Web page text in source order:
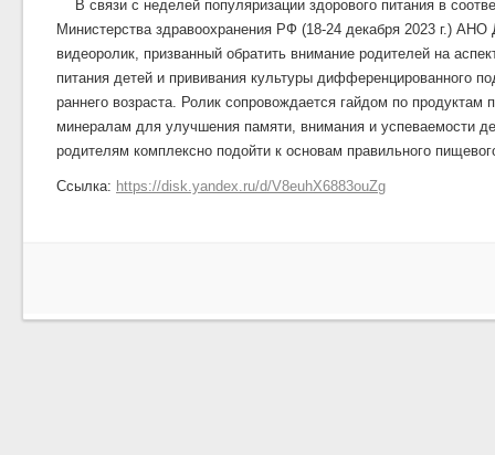
В связи с неделей популяризации здорового питания в
Министерства здравоохранения РФ (18-24 декабря 2023 г.)
видеоролик, призванный обратить внимание родителей на
питания детей и прививания культуры дифференцированного
раннего возраста. Ролик сопровождается гайдом по продуктам
минералам для улучшения памяти, внимания и успеваемости
родителям комплексно подойти к основам правильного
Ссылка: https://disk.yandex.ru/d/V8euhX6883ouZg